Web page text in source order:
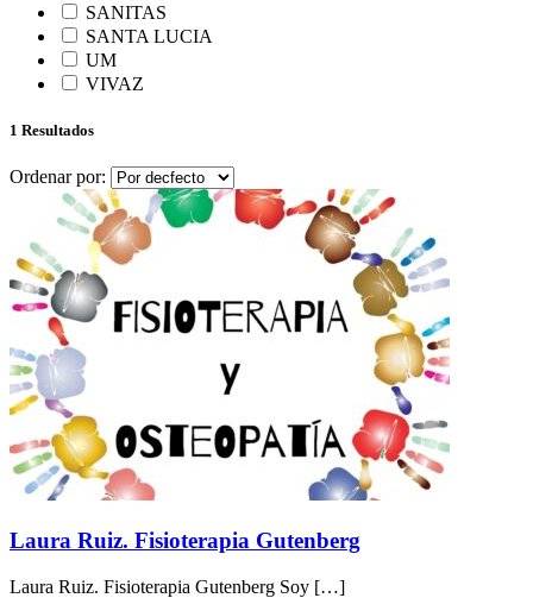
SANITAS
SANTA LUCIA
UM
VIVAZ
1 Resultados
Ordenar por:
Laura Ruiz. Fisioterapia Gutenberg
Laura Ruiz. Fisioterapia Gutenberg Soy […]